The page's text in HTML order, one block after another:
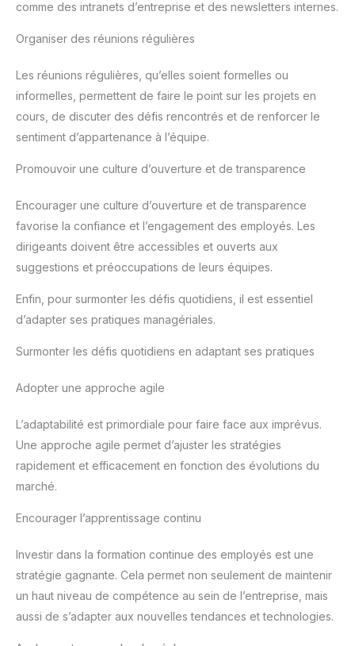
de 3 ans
comme des intranets d’entreprise et des newsletters internes.
Organiser des réunions régulières
Les réunions régulières, qu’elles soient formelles ou
informelles, permettent de faire le point sur les projets en
cours, de discuter des défis rencontrés et de renforcer le
sentiment d’appartenance à l’équipe.
Promouvoir une culture d’ouverture et de transparence
Encourager une culture d’ouverture et de transparence
favorise la confiance et l’engagement des employés. Les
dirigeants doivent être accessibles et ouverts aux
suggestions et préoccupations de leurs équipes.
Enfin, pour surmonter les défis quotidiens, il est essentiel
d’adapter ses pratiques managériales.
Surmonter les défis quotidiens en adaptant ses pratiques
Adopter une approche agile
L’adaptabilité est primordiale pour faire face aux imprévus.
Une approche agile permet d’ajuster les stratégies
rapidement et efficacement en fonction des évolutions du
marché.
Encourager l’apprentissage continu
Investir dans la formation continue des employés est une
stratégie gagnante. Cela permet non seulement de maintenir
un haut niveau de compétence au sein de l’entreprise, mais
aussi de s’adapter aux nouvelles tendances et technologies.